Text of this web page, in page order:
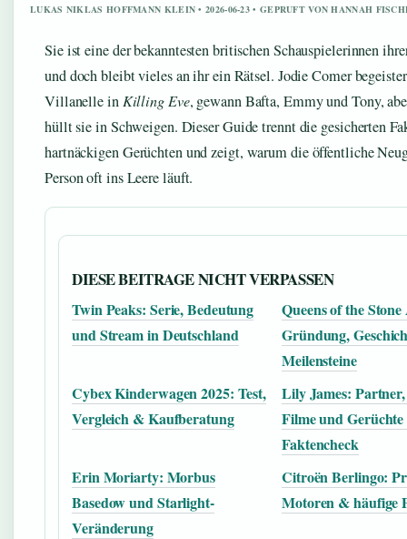
LUKAS NIKLAS HOFFMANN KLEIN • 2026-06-23 • GEPRUFT VON HANNAH
Sie ist eine der bekanntesten britischen Schauspielerinnen
und doch bleibt vieles an ihr ein Rätsel. Jodie Comer
Villanelle in Killing Eve, gewann Bafta, Emmy und Tony,
hüllt sie in Schweigen. Dieser Guide trennt die gesicherten
hartnäckigen Gerüchten und zeigt, warum die öffentliche
Person oft ins Leere läuft.
DIESE BEITRAGE NICHT VERPASSEN
Twin Peaks: Serie, Bedeutung
und Stream in Deutschland
Queens of the Stone
Gründung,
Meilensteine
Cybex Kinderwagen 2025: Test,
Vergleich & Kaufberatung
Lily James:
Filme und
Faktencheck
Erin Moriarty: Morbus
Basedow und Starlight-
Veränderung
Citroën Berlingo:
Motoren & häufige